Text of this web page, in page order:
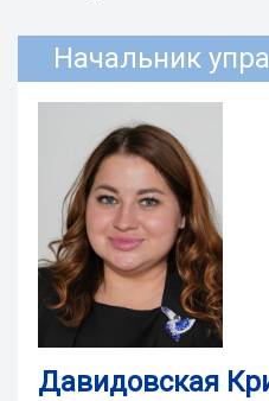
Начальник
Давидовская